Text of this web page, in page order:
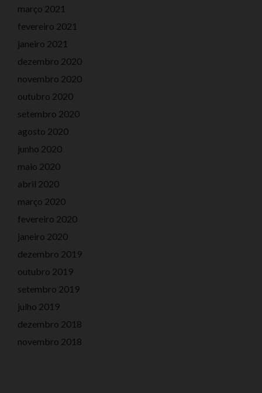
março 2021
fevereiro 2021
janeiro 2021
dezembro 2020
novembro 2020
outubro 2020
setembro 2020
agosto 2020
junho 2020
maio 2020
abril 2020
março 2020
fevereiro 2020
janeiro 2020
dezembro 2019
outubro 2019
setembro 2019
julho 2019
dezembro 2018
novembro 2018